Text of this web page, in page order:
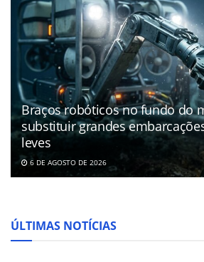
Braços robóticos no fundo do
substituir grandes
leves
6 DE AGOSTO DE 2026
ÚLTIMAS NOTÍCIAS